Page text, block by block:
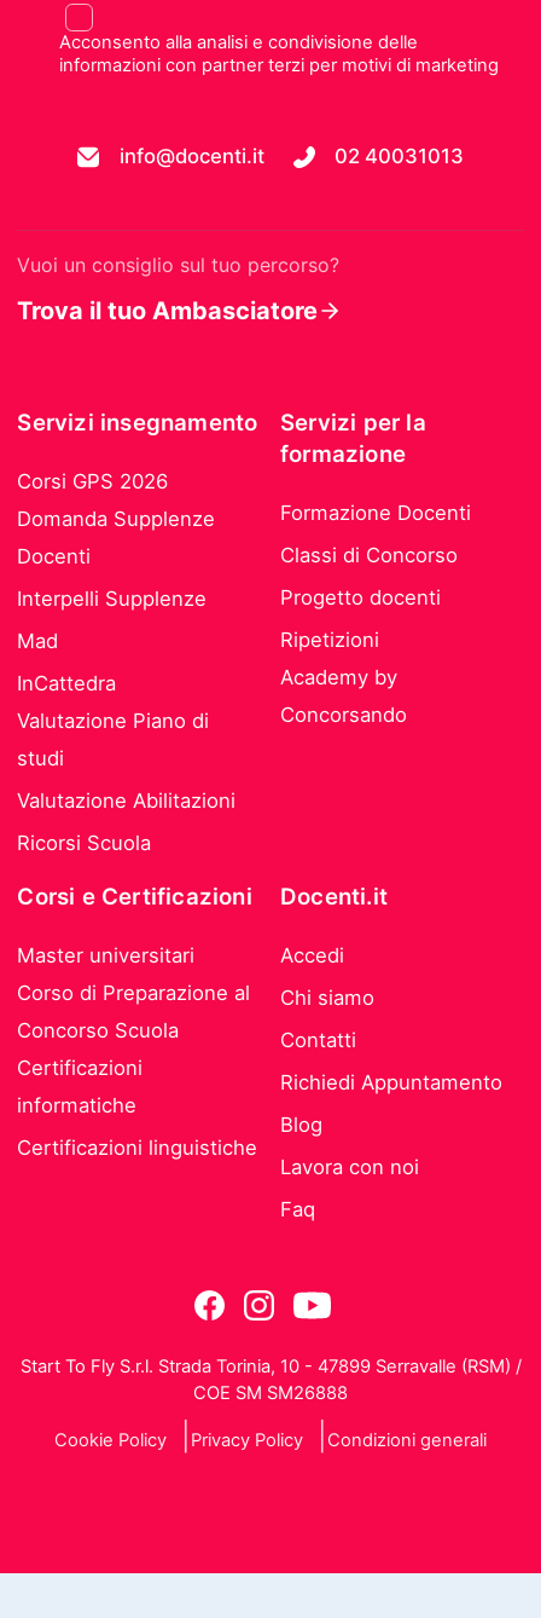
Acconsento alla analisi e condivisione delle
informazioni con partner terzi per motivi di marketing
info@docenti.it 02 40031013
Vuoi un consiglio sul tuo percorso?
Trova il tuo Ambasciatore
Servizi insegnamento
Corsi GPS 2026
Domanda Supplenze
Docenti
Interpelli Supplenze
Mad
InCattedra
Valutazione Piano di
studi
Valutazione Abilitazioni
Ricorsi Scuola
Servizi per la
formazione
Formazione Docenti
Classi di Concorso
Progetto docenti
Ripetizioni
Academy by
Concorsando
Corsi e Certificazioni
Master universitari
Corso di Preparazione al
Concorso Scuola
Certificazioni
informatiche
Certificazioni linguistiche
Docenti.it
Accedi
Chi siamo
Contatti
Richiedi Appuntamento
Blog
Lavora con noi
Faq
Start To Fly S.r.l. Strada Torinia, 10 - 47899 Serravalle (RSM) /
COE SM SM26888
Cookie Policy Privacy Policy Condizioni generali